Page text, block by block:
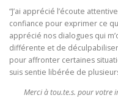
“J’ai apprécié l’écoute
confiance pour exprimer ce
apprécié nos dialogues qui
différente et de
pour affronter certaines
suis sentie libérée de
Merci à tou.te.s. pour votre